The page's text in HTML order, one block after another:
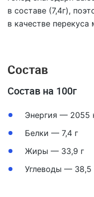
в составе (7,4г),
в качестве
Состав
Состав на 100г
Энергия — 2055
Белки — 7,4 г
Жиры — 33,9 г
Углеводы — 38,5